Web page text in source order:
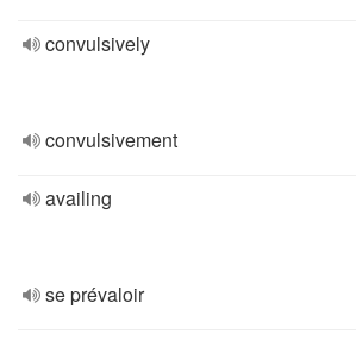
convulsively
convulsivement
availing
se prévaloir